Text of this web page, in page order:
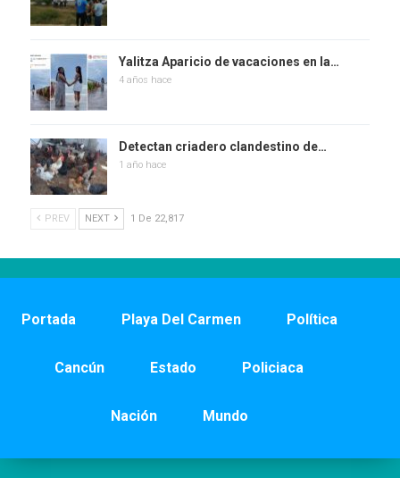
Yalitza Aparicio de vacaciones en la…
4 años hace
Detectan criadero clandestino de…
1 año hace
PREV NEXT 1 De 22,817
Portada Playa Del Carmen Política
Cancún Estado Policiaca
Nación Mundo